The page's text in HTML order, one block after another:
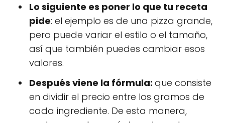
Lo siguiente es poner lo que tu receta
pide: el ejemplo es de una pizza grande,
pero puede variar el estilo o el tamaño,
así que también puedes cambiar esos
valores.
Después viene la fórmula: que consiste
en dividir el precio entre los gramos de
cada ingrediente. De esta manera,